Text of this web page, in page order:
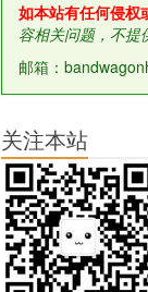
如本站有任何侵权
容相关问题，不提
邮箱：
关注本站